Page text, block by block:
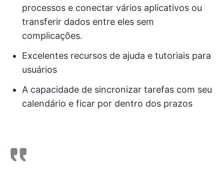
processos e conectar vários aplicativos ou
transferir dados entre eles sem
complicações.
Excelentes recursos de ajuda e tutoriais para
usuários
A capacidade de sincronizar tarefas com seu
calendário e ficar por dentro dos prazos